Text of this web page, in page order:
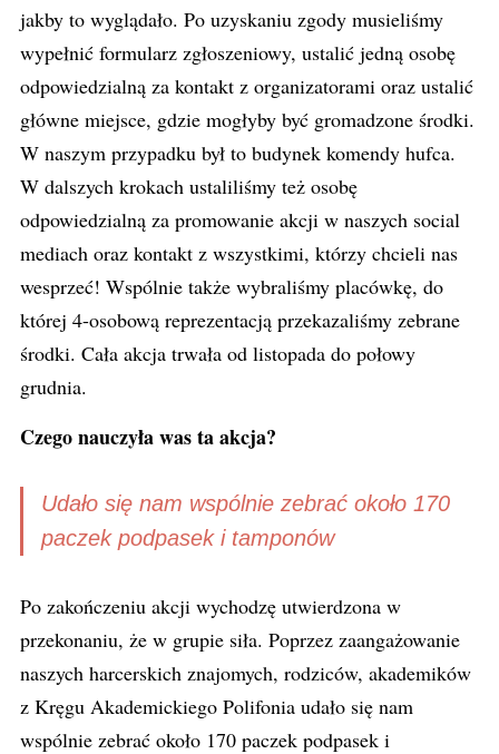
jakby to wyglądało. Po uzyskaniu zgody musieliśmy
wypełnić formularz zgłoszeniowy, ustalić jedną osobę
odpowiedzialną za kontakt z organizatorami oraz ustalić
główne miejsce, gdzie mogłyby być gromadzone środki.
W naszym przypadku był to budynek komendy hufca.
W dalszych krokach ustaliliśmy też osobę
odpowiedzialną za promowanie akcji w naszych social
mediach oraz kontakt z wszystkimi, którzy chcieli nas
wesprzeć! Wspólnie także wybraliśmy placówkę, do
której 4-osobową reprezentacją przekazaliśmy zebrane
środki. Cała akcja trwała od listopada do połowy
grudnia.
Czego nauczyła was ta akcja?
Udało się nam wspólnie zebrać około 170
paczek podpasek i tamponów
Po zakończeniu akcji wychodzę utwierdzona w
przekonaniu, że w grupie siła. Poprzez zaangażowanie
naszych harcerskich znajomych, rodziców, akademików
z Kręgu Akademickiego Polifonia udało się nam
wspólnie zebrać około 170 paczek podpasek i